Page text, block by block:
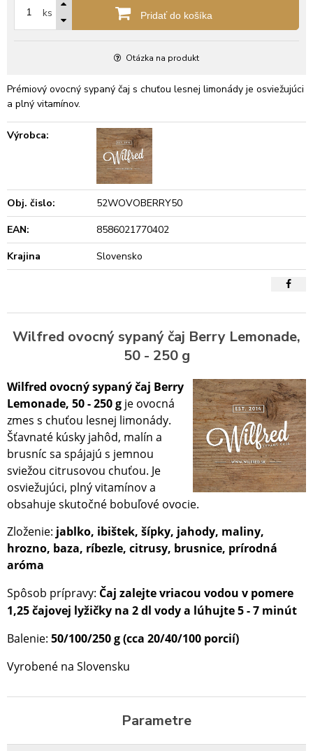
ks Pridať do košíka
Otázka na produkt
Prémiový ovocný sypaný čaj s chuťou lesnej limonády je osviežujúci
a plný vitamínov.
Výrobca:
Obj. čislo:
52WOVOBERRY50
EAN:
8586021770402
Krajina
Slovensko
Wilfred ovocný sypaný čaj Berry Lemonade,
50 - 250 g
Wilfred ovocný sypaný čaj Berry
Lemonade, 50 - 250 g je ovocná
zmes s chuťou lesnej limonády.
Šťavnaté kúsky jahôd, malín a
brusníc sa spájajú s jemnou
sviežou citrusovou chuťou. Je
osviežujúci, plný vitamínov a
obsahuje skutočné bobuľové ovocie.
Zloženie: jablko, ibištek, šípky, jahody, maliny,
hrozno, baza, ríbezle, citrusy, brusnice, prírodná
aróma
Spôsob prípravy: Čaj zalejte vriacou vodou v pomere
1,25 čajovej lyžičky na 2 dl vody a lúhujte 5 - 7 minút
Balenie: 50/100/250 g (cca 20/40/100 porcií)
Vyrobené na Slovensku
Parametre